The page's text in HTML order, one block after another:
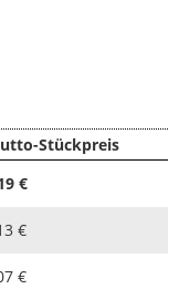
Stückpreis
€
€
€